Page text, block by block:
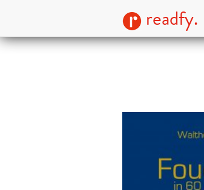
readfy.